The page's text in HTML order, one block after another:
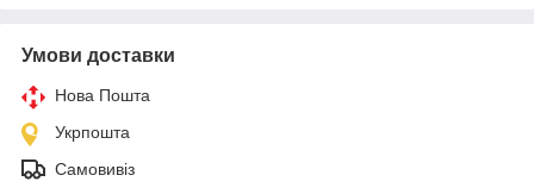
Умови доставки
Нова Пошта
Укрпошта
Самовивіз